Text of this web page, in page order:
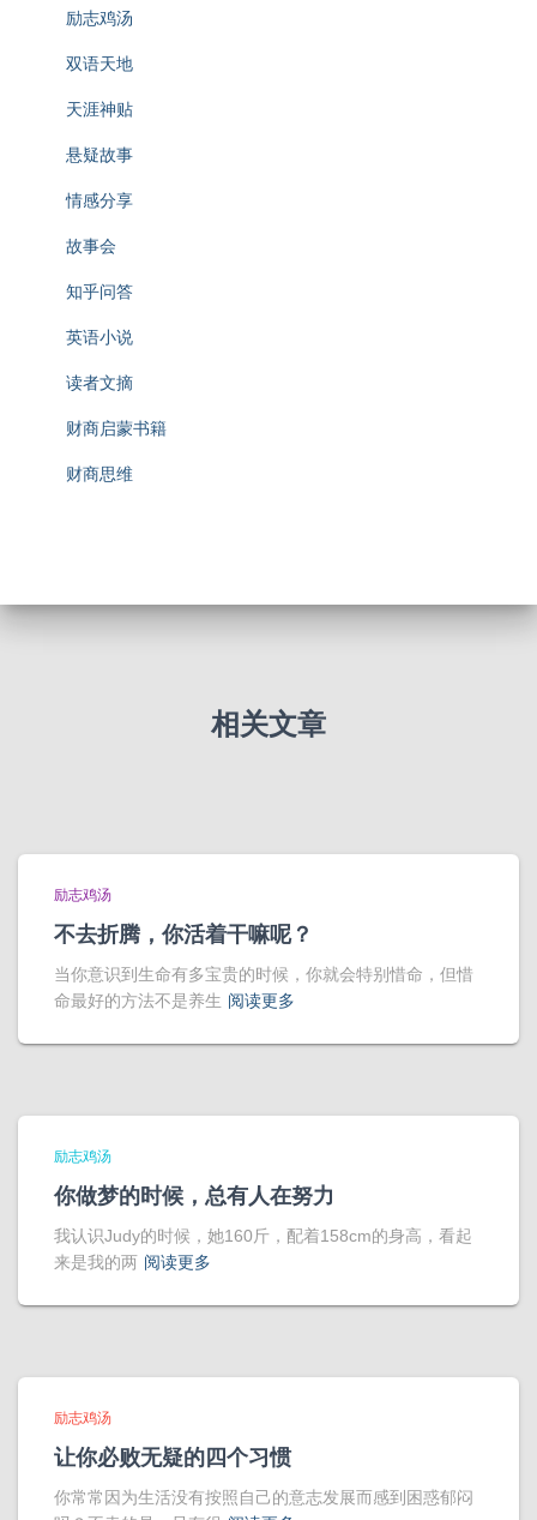
励志鸡汤
双语天地
天涯神贴
悬疑故事
情感分享
故事会
知乎问答
英语小说
读者文摘
财商启蒙书籍
财商思维
相关文章
励志鸡汤
不去折腾，你活着干嘛呢？
当你意识到生命有多宝贵的时候，你就会特别惜命，但惜
命最好的方法不是养生 阅读更多
励志鸡汤
你做梦的时候，总有人在努力
我认识Judy的时候，她160斤，配着158cm的身高，看起
来是我的两 阅读更多
励志鸡汤
让你必败无疑的四个习惯
你常常因为生活没有按照自己的意志发展而感到困惑郁闷